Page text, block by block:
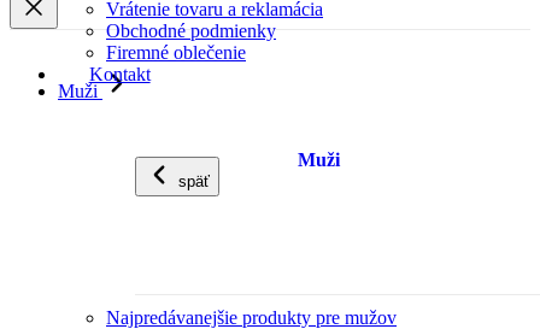
Vrátenie tovaru a reklamácia
Obchodné podmienky
Firemné oblečenie
Kontakt
Muži
späť
Muži
Najpredávanejšie produkty pre mužov